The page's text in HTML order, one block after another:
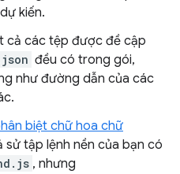
kiến.
cả các tệp được đề cập
đều có trong gói,
như đường dẫn của các
biệt chữ hoa chữ
sử tập lệnh nền của bạn có
, nhưng